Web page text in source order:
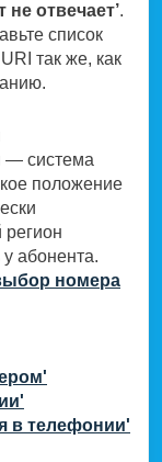
отвечает’.
список
так же, как
— система
положение
абонента.
номера
в телефонии'